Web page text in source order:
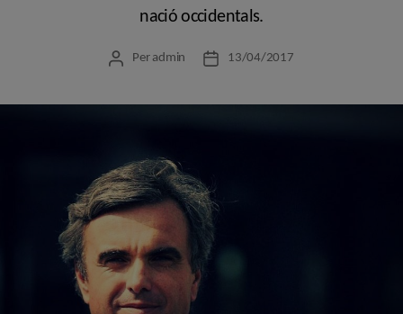
nació occidentals.
Autor
Per admin
Data13/04/2017